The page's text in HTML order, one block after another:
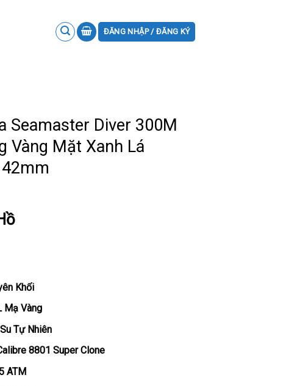
ĐĂNG NHẬP / ĐĂNG KÝ
Seamaster Diver 300M
Vàng Mặt Xanh Lá
42mm
Khối
Mạ Vàng
Tự Nhiên
8801 Super Clone
ATM